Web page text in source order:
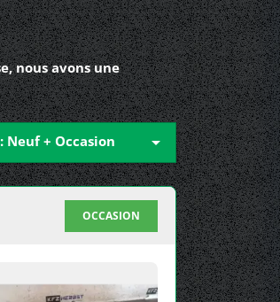
nous avons une
Neuf + Occasion 
OCCASION